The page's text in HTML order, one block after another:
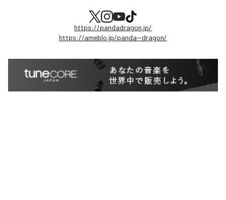
https://pandadragon.jp/
https://ameblo.jp/panda--dragon/